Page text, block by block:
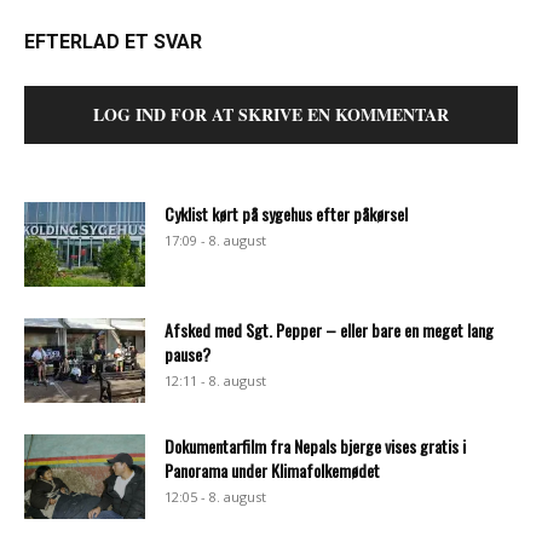
EFTERLAD ET SVAR
LOG IND FOR AT SKRIVE EN KOMMENTAR
Cyklist kørt på sygehus efter påkørsel
17:09 - 8. august
Afsked med Sgt. Pepper – eller bare en meget lang
pause?
12:11 - 8. august
Dokumentarfilm fra Nepals bjerge vises gratis i
Panorama under Klimafolkemødet
12:05 - 8. august